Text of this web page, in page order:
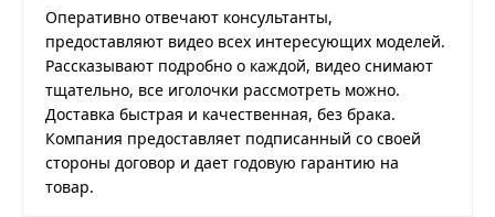
Оперативно отвечают консультанты,
предоставляют видео всех интересующих моделей.
Рассказывают подробно о каждой, видео снимают
тщательно, все иголочки рассмотреть можно.
Доставка быстрая и качественная, без брака.
Компания предоставляет подписанный со своей
стороны договор и дает годовую гарантию на
товар.